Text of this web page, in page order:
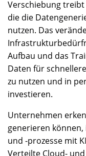
Verschiebung treibt
die die
nutzen. Das
Aufbau und das
Daten für
zu nutzen und in
investieren.
Unternehmen
generieren
und -prozesse mit
Verteilte Cloud-